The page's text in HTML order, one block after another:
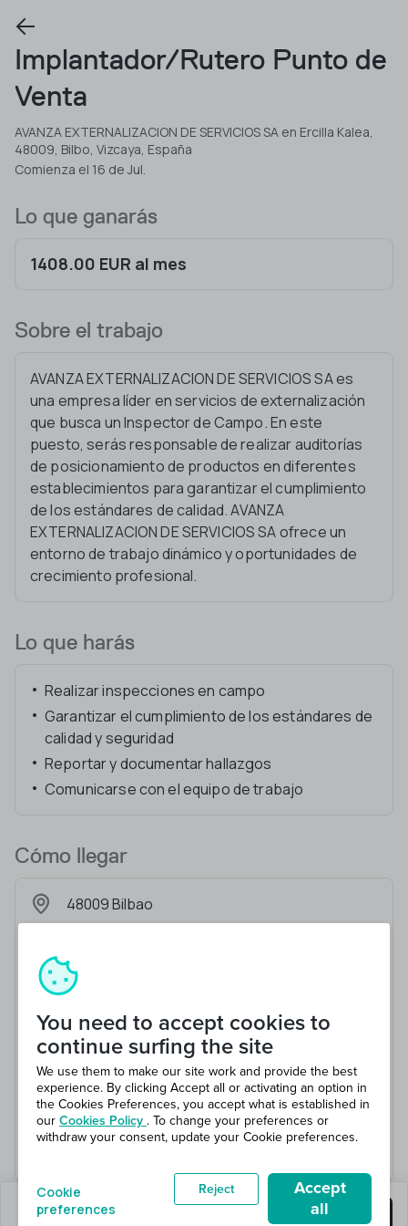
Implantador/Rutero Punto de
Venta
AVANZA EXTERNALIZACION DE SERVICIOS SA en Ercilla Kalea,
48009, Bilbo, Vizcaya, España
Comienza el 16 de Jul.
Lo que ganarás
1408.00 EUR al mes
Sobre el trabajo
AVANZA EXTERNALIZACION DE SERVICIOS SA es
una empresa líder en servicios de externalización
que busca un Inspector de Campo. En este
puesto, serás responsable de realizar auditorías
de posicionamiento de productos en diferentes
establecimientos para garantizar el cumplimiento
de los estándares de calidad. AVANZA
EXTERNALIZACION DE SERVICIOS SA ofrece un
entorno de trabajo dinámico y oportunidades de
crecimiento profesional.
Lo que harás
Realizar inspecciones en campo
Garantizar el cumplimiento de los estándares de
calidad y seguridad
Reportar y documentar hallazgos
Comunicarse con el equipo de trabajo
Cómo llegar
48009 Bilbao
quedan 1 puestos Consigue este trabajo
You need to accept cookies to
continue surfing the site
We use them to make our site work and provide the best
experience. By clicking Accept all or activating an option in
the Cookies Preferences, you accept what is established in
our Cookies Policy . To change your preferences or
withdraw your consent, update your Cookie preferences.
Cookie
preferences
Reject
Accept
all